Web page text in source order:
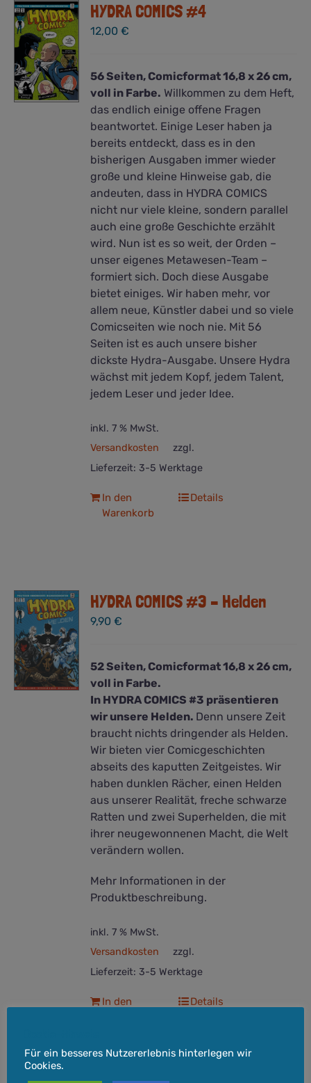
HYDRA COMICS #4
12,00€
56 Seiten, Comicformat 16,8 x 26 cm,
voll in Farbe. Willkommen zu dem Heft,
das endlich einige offene Fragen
beantwortet. Einige Leser haben ja
bereits entdeckt, dass es in den
bisherigen Ausgaben immer wieder
große und kleine Hinweise gab, die
andeuten, dass in HYDRA COMICS
nicht nur viele kleine, sondern parallel
auch eine große Geschichte erzählt
wird. Nun ist es so weit, der Orden –
unser eigenes Metawesen-Team –
formiert sich. Doch diese Ausgabe
bietet einiges. Wir haben mehr, vor
allem neue, Künstler dabei und so viele
Comicseiten wie noch nie. Mit 56
Seiten ist es auch unsere bisher
dickste Hydra-Ausgabe. Unsere Hydra
wächst mit jedem Kopf, jedem Talent,
jedem Leser und jeder Idee.
inkl. 7 % MwSt.
zzgl.
Versandkosten
Lieferzeit: 3-5 Werktage
In den
Warenkorb
Details
HYDRA COMICS #3 – Helden
9,90€
52 Seiten, Comicformat 16,8 x 26 cm,
voll in Farbe.
In HYDRA COMICS #3 präsentieren
wir unsere Helden. Denn unsere Zeit
braucht nichts dringender als Helden.
Wir bieten vier Comicgeschichten
abseits des kaputten Zeitgeistes. Wir
haben dunklen Rächer, einen Helden
aus unserer Realität, freche schwarze
Ratten und zwei Superhelden, die mit
ihrer neugewonnenen Macht, die Welt
verändern wollen.
Mehr Informationen in der
Produktbeschreibung.
inkl. 7 % MwSt.
zzgl.
Versandkosten
Lieferzeit: 3-5 Werktage
In den
Details
Für ein besseres Nutzererlebnis hinterlegen wir
Cookies.